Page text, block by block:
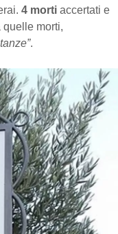
4 morti accertati e
quelle morti,
.